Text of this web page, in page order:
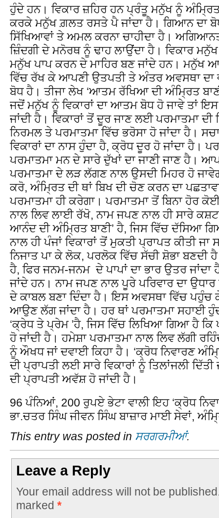
ਹੁੰਦੇ ਹਨ। ਵਿਕਾਰ ਜ਼ਹਿਰ ਹਨ ਪ੍ਰੰਤੂ ਮਨੁੱਖ ਨੂੰ
ਕਰਕੇ ਮਨੁੱਖ ਗ਼ਲਤ ਰਸਤੇ ਪੈ ਜਾਂਦਾ ਹੈ। ਗਿਆਨ ਦਾ
ਸਿੱਖਿਆਵਾਂ ਤੇ ਅਮਲ ਕਰਨਾ ਚਾਹੀਦਾ ਹੈ।
ਜ਼ਿੰਦਗੀ ਦੇ ਮਨੋਰਥ ਨੂੰ ਢਾਹ ਲਾਉਂਦਾ ਹੈ। ਵਿਕਾਰ
ਮਨੁੱਖ ਪਾਪ ਕਰਨ ਦੇ ਮਾਹਿਰ ਬਣ ਜਾਂਦੇ ਹਨ। ਮਨੁੱਖ
ਵਿੱਚ ਰੱਖ ਕੇ ਆਪਣੀ ਉਤਪਤੀ ਤੇ ਅੰਤਰ ਅਵਸਥਾ ਦਾ
ਬੋਧ ਹੈ। ਤੀਜਾ ਲੇਖ ‘ਆਤਮ ਰੱਖਿਆ ਦੀ ਅੰਮਿ੍ਰਤ
ਜਦੋਂ ਮਨੁੱਖ ਨੂੰ ਵਿਕਾਰਾਂ ਦਾ ਆਤਮ ਬੋਧ ਹੋ ਜਾਵੇ ਤਾਂ ਇਸ
ਜਾਂਦੀ ਹੈ। ਵਿਕਾਰਾਂ ਤੋਂ ਦੂਰ ਜਾਣ ਲਈ ਪਰਮਾਤਮਾ
ਨਿਰਮਲ ਤੇ ਪਰਮਾਤਮਾ ਵਿੱਚ ਭਰੋਸਾ ਹੋ ਜਾਂਦਾ ਹੈ।
ਵਿਕਾਰਾਂ ਦਾ ਨਾਸ ਹੁੰਦਾ ਹੈ, ਕ੍ਰੋਧ ਦੂਰ ਹੋ ਜਾਂਦਾ ਹੈ।
ਪਰਮਾਤਮਾ ਮਨ ਦੇ ਸਾਰੇ ਦੁੱਖਾਂ ਦਾ ਜਾਣੀ ਜਾਣ ਹੈ।
ਪਰਮਾਤਮਾ ਦੇ ਲੜ ਲੱਗਣ ਨਾਲ ਉਸਦੀ ਮਿਹਰ ਹੋ
ਕਰੋ, ਅੰਮਿ੍ਰਤ ਦੀ ਥਾਂ ਬਿਖ ਦੀ ਚੋਣ ਕਰਨ ਦਾ
ਪਰਮਾਤਮਾ ਹੀ ਕਰੇਗਾ। ਪਰਮਾਤਮਾ ਤੋਂ ਬਿਨਾ ਹੋਰ
ਨਾਲ ਲਿਵ ਲਾਈ ਰੱਖੋ, ਨਾਮ ਜਪਣ ਨਾਲ ਹੀ ਸਾਰੇ
ਆਨੰਦ ਦੀ ਅੰਮਿ੍ਰਤ ਬਾਣੀ’ ਹੈ, ਜਿਸ ਵਿੱਚ ਦੱਸਿਆ
ਨਾਲ ਹੀ ਪੰਜਾਂ ਵਿਕਾਰਾਂ ਤੋਂ ਮੁਕਤੀ ਪ੍ਰਾਪਤ ਕੀਤੀ ਜਾ
ਨਿਜਾਤ ਪਾ ਕੇ ਲੋਕ, ਪਰਲੋਕ ਵਿੱਚ ਸੱਚੀ ਸ਼ੋਭਾ ਬਣਦੀ
ਹੈ, ਫਿਰ ਜਨਮ-ਜਨਮ ਦੇ ਪਾਪਾਂ ਦਾ ਭਾਰ ਉਤਰ
ਜਾਂਦੇ ਹਨ। ਨਾਮ ਜਪਣ ਨਾਲ ਪੂਰੇ ਪਰਿਵਾਰ ਦਾ
ਦੇ ਕਾਬਲ ਬਣਾ ਦਿੰਦਾ ਹੈ। ਇਸ ਅਵਸਥਾ ਵਿੱਚ ਪਹੁੰਚ
ਆਉਣ ਲੱਗ ਜਾਂਦਾ ਹੈ। ਹਰ ਥਾਂ ਪਰਮਾਤਮਾ ਸਹਾਈ
‘ਕ੍ਰੇਧ ਤੇ ਪ੍ਰੇਮ ’ਹੈ, ਜਿਸ ਵਿੱਚ ਲਿਖਿਆ ਗਿਆ ਹੈ ਕਿ
ਹੋ ਜਾਂਦੀ ਹੈ। ਹਮੇਸ਼ਾ ਪਰਮਾਤਮਾ ਨਾਲ ਲਿਵ ਲੱਗੀ
ਨੂੰ ਔਖਧ ਜਾਂ ਦਵਾਈ ਕਿਹਾ ਹੈ। ‘ਕ੍ਰੋਧ ਨਿਵਾਰਣ
ਦੀ ਪ੍ਰਾਪਤੀ ਲਈ ਸਾਰੇ ਵਿਕਾਰਾਂ ਨੂੰ ਤਿਲਾਂਜਲੀ
ਦੀ ਪ੍ਰਾਪਤੀ ਅਵੱਸ਼ ਹੋ ਜਾਂਦੀ ਹੈ।
96 ਪੰਨਿਆਂ, 200 ਰੁਪਏ ਭੇਟਾ ਵਾਲੀ ਇਹ ‘ਕ੍ਰੋਧ
ਭਾ.ਚਤਰ ਸਿੰਘ ਜੀਵਨ ਸਿੰਘ ਬਾਜ਼ਾਰ ਮਾਈ ਸੇਵਾਂ,
This entry was posted in ਸਰਗਰਮੀਆਂ.
Leave a Reply
Your email address will not be
marked *